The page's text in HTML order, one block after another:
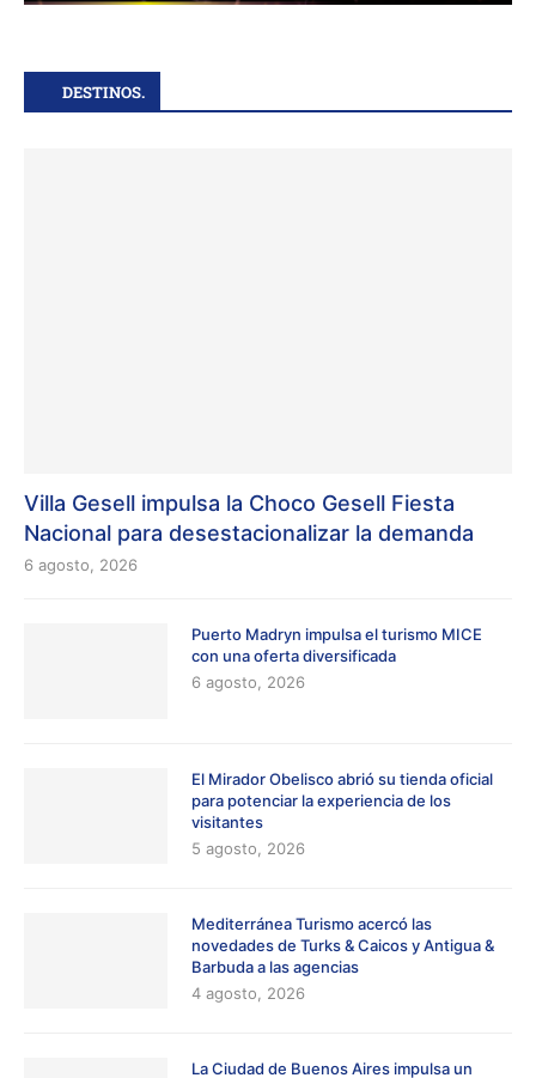
DESTINOS.
Villa Gesell impulsa la Choco Gesell Fiesta
Nacional para desestacionalizar la demanda
6 agosto, 2026
Puerto Madryn impulsa el turismo MICE
con una oferta diversificada
6 agosto, 2026
El Mirador Obelisco abrió su tienda oficial
para potenciar la experiencia de los
visitantes
5 agosto, 2026
Mediterránea Turismo acercó las
novedades de Turks & Caicos y Antigua &
Barbuda a las agencias
4 agosto, 2026
La Ciudad de Buenos Aires impulsa un